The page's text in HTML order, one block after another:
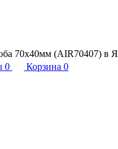
70х40мм (AIR70407) в
0 Корзина 0